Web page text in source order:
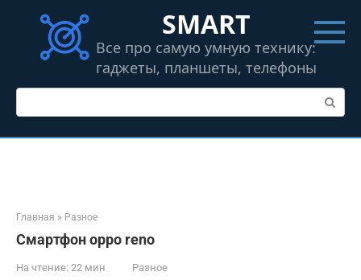
контенту
SMART
Все про самую умную технику:
гаджеты, планшеты, телефоны
Поиск:
Главная » Разное
Смартфон oppo reno
На чтение: 22 мин Разное